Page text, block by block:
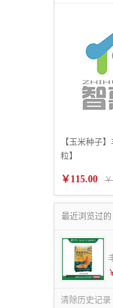
【玉米种子
粒】
￥115.00
最近浏览过的
清除历史记录